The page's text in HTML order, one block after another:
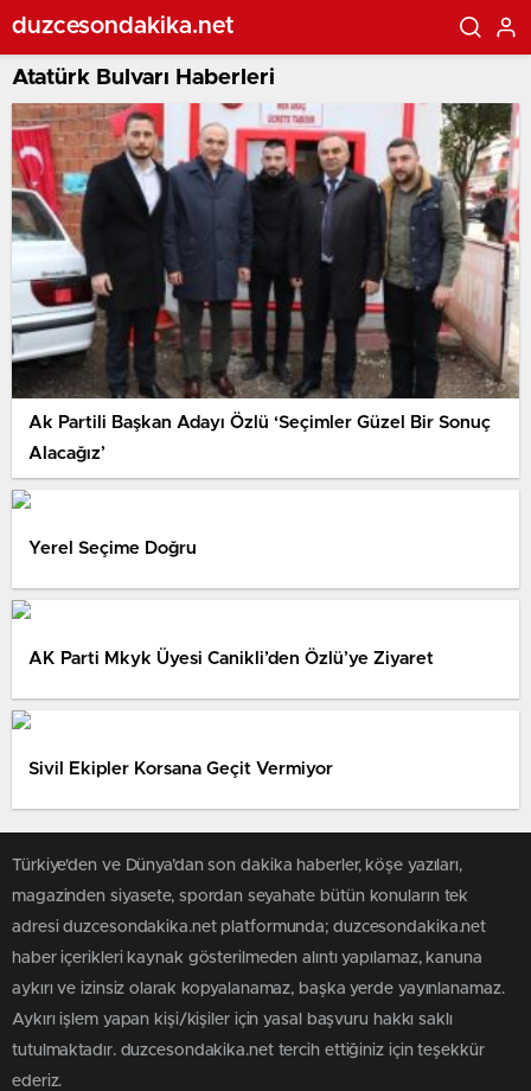
duzcesondakika.net
Atatürk Bulvarı Haberleri
Ak Partili Başkan Adayı Özlü ‘Seçimler Güzel Bir Sonuç
Alacağız’
Yerel Seçime Doğru
AK Parti Mkyk Üyesi Canikli’den Özlü’ye Ziyaret
Sivil Ekipler Korsana Geçit Vermiyor
Türkiye'den ve Dünya’dan son dakika haberler, köşe yazıları,
magazinden siyasete, spordan seyahate bütün konuların tek
adresi duzcesondakika.net platformunda; duzcesondakika.net
haber içerikleri kaynak gösterilmeden alıntı yapılamaz, kanuna
aykırı ve izinsiz olarak kopyalanamaz, başka yerde yayınlanamaz.
Aykırı işlem yapan kişi/kişiler için yasal başvuru hakkı saklı
tutulmaktadır. duzcesondakika.net tercih ettiğiniz için teşekkür
ederiz.